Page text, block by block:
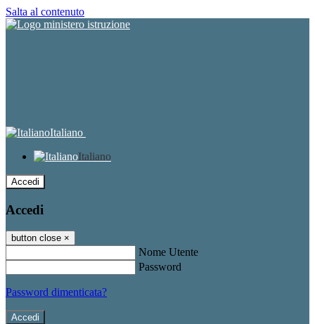
Salta al contenuto
Italiano
Italiano
Accedi
Accedi
button close ×
Nome Utente
Password
Password dimenticata?